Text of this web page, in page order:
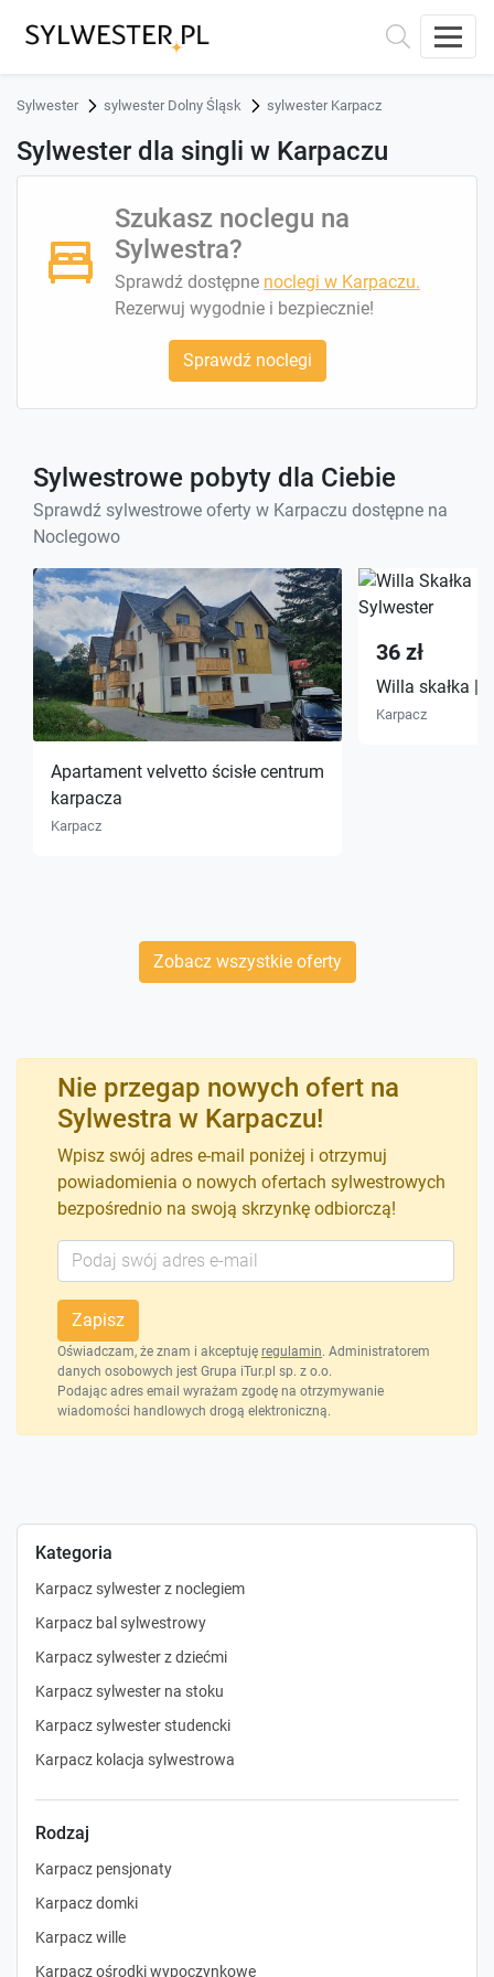
Sylwester sylwester Dolny Śląsk sylwester Karpacz
Kategoria
Karpacz sylwester z noclegiem
Karpacz bal sylwestrowy
Karpacz sylwester z dziećmi
Karpacz sylwester na stoku
Karpacz sylwester studencki
Karpacz kolacja sylwestrowa
Rodzaj
Karpacz pensjonaty
Karpacz domki
Karpacz wille
Karpacz ośrodki wypoczynkowe
Sylwester dla singli w Karpaczu
Szukasz noclegu na
Sylwestra?
Sprawdź dostępne noclegi w Karpaczu.
Rezerwuj wygodnie i bezpiecznie!
Sprawdź noclegi
Sylwestrowe pobyty dla Ciebie
Sprawdź sylwestrowe oferty w Karpaczu dostępne na
Noclegowo
Apartament velvetto ścisłe centrum
karpacza
Karpacz
36 zł
Willa skałka |
Karpacz
Zobacz wszystkie oferty
Nie przegap nowych ofert na
Sylwestra w Karpaczu!
Wpisz swój adres e-mail poniżej i otrzymuj
powiadomienia o nowych ofertach sylwestrowych
bezpośrednio na swoją skrzynkę odbiorczą!
Zapisz
Oświadczam, że znam i akceptuję regulamin. Administratorem
danych osobowych jest Grupa iTur.pl sp. z o.o.
Podając adres email wyrażam zgodę na otrzymywanie
wiadomości handlowych drogą elektroniczną.